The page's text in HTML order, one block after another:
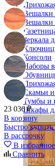
Вешалки
Вешалки
Зеркала
Консоли
Наборы
Скамьи и
Тумбы и
Шкафы
23 036 ₽
В корзину
Быстро купить
В рассрочку
В избранное
Сравнить